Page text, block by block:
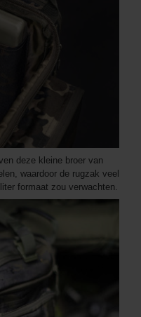
deze kleine broer van
waardoor de rugzak veel
formaat zou verwachten.